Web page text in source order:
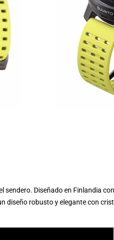
Diseñado en Finlandia
diseño robusto y elegante con